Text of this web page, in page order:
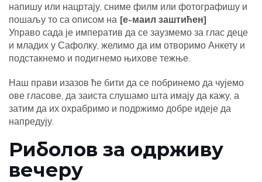
напишу или нацртају, сниме филм или фотографишу и
пошаљу то са описом на [е-маил заштићен]
Управо сада је императив да се заузмемо за глас деце
и младих у Сафолку, желимо да им отворимо Анкету и
подстакнемо и подигнемо њихове тежње.
Наш прави изазов ће бити да се побринемо да чујемо
ове гласове, да заиста слушамо шта имају да кажу, а
затим да их охрабримо и подржимо добре идеје да
напредују.
Риболов за одрживу
вечеру